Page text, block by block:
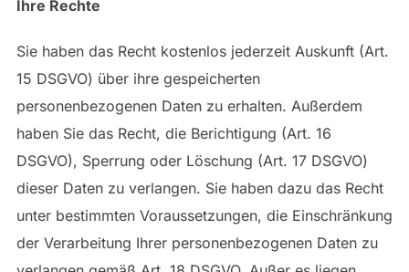
Ihre Rechte
Sie haben das Recht kostenlos jederzeit Auskunft (Art.
15 DSGVO) über ihre gespeicherten
personenbezogenen Daten zu erhalten. Außerdem
haben Sie das Recht, die Berichtigung (Art. 16
DSGVO), Sperrung oder Löschung (Art. 17 DSGVO)
dieser Daten zu verlangen. Sie haben dazu das Recht
unter bestimmten Voraussetzungen, die Einschränkung
der Verarbeitung Ihrer personenbezogenen Daten zu